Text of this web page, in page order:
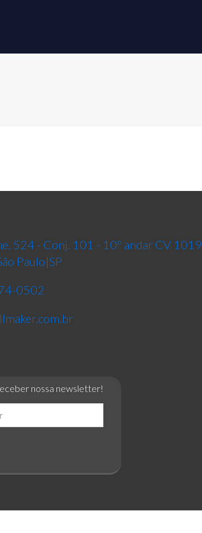
524 - Conj. 101 - 10º andar CV 1019
Paulo|SP
0502
nossa newsletter!